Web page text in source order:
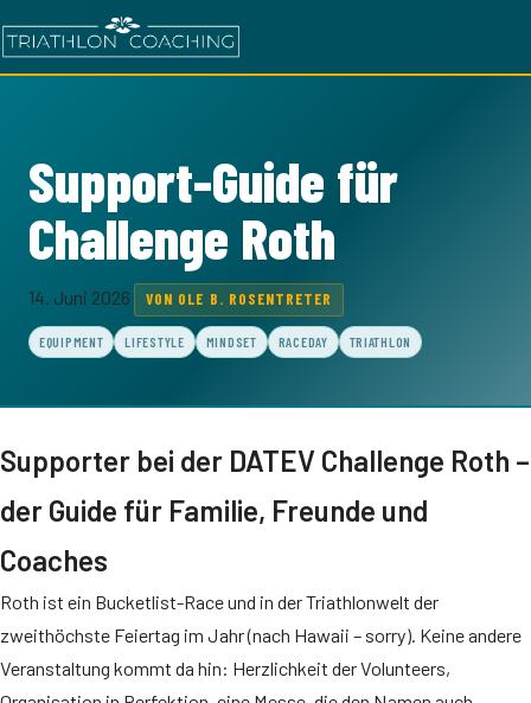
Support-Guide für
Challenge Roth
14. Juni 2026 VON OLE B. ROSENTRETER
EQUIPMENT LIFESTYLE MINDSET RACEDAY TRIATHLON
Supporter bei der DATEV Challenge Roth –
der Guide für Familie, Freunde und
Coaches
Roth ist ein Bucketlist-Race und in der Triathlonwelt der
zweithöchste Feiertag im Jahr (nach Hawaii – sorry). Keine andere
Veranstaltung kommt da hin: Herzlichkeit der Volunteers,